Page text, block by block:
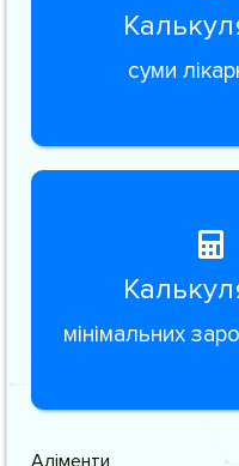
суми
мінімальних
Аліменти